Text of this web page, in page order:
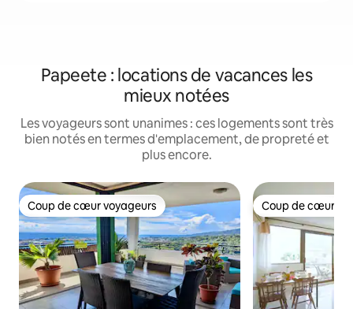
Papeete : locations de vacances les
mieux notées
Les voyageurs sont unanimes : ces logements sont très
bien notés en termes d'emplacement, de propreté et
plus encore.
Coup de cœur voyageurs
Coup de cœur voyageurs Coup de cœur
Coup de cœur